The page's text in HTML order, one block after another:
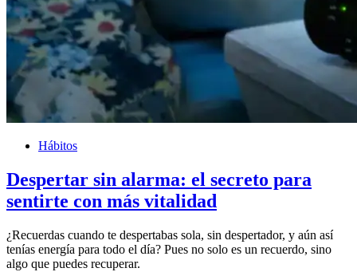
Hábitos
Despertar sin alarma: el secreto para
sentirte con más vitalidad
¿Recuerdas cuando te despertabas sola, sin despertador, y aún así
tenías energía para todo el día? Pues no solo es un recuerdo, sino
algo que puedes recuperar.